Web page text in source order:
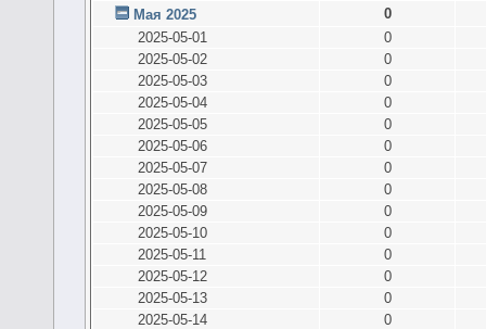
Мая 2025
0
2025-05-01
0
2025-05-02
0
2025-05-03
0
2025-05-04
0
2025-05-05
0
2025-05-06
0
2025-05-07
0
2025-05-08
0
2025-05-09
0
2025-05-10
0
2025-05-11
0
2025-05-12
0
2025-05-13
0
2025-05-14
0